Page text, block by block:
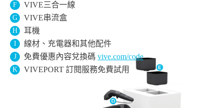
F VIVE三合一線
G VIVE串流盒
H 耳機
I 線材、充電器和其他配件
J 免費優惠內容兌換碼 vive.com/code
K VIVEPORT 訂閱服務免費試用